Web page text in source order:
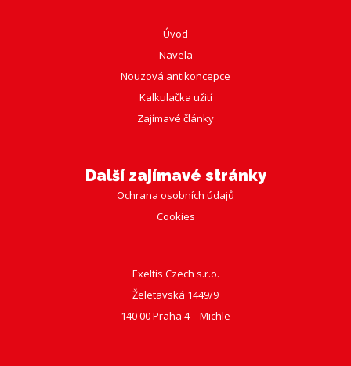
Úvod
Navela
Nouzová antikoncepce
Kalkulačka užití
Zajímavé články
Další zajímavé stránky
Ochrana osobních údajů
Cookies
Exeltis Czech s.r.o.
Želetavská 1449/9
140 00 Praha 4 – Michle